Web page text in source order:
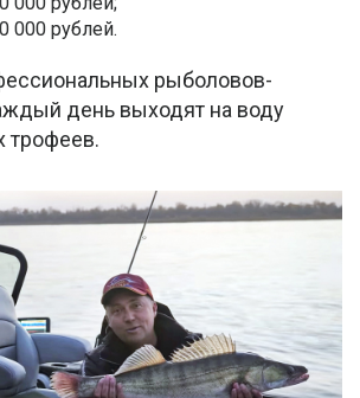
000 рублей.
рыболовов-
день выходят на воду
трофеев.